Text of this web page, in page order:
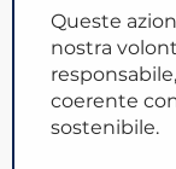
Queste
nostra
coerente
sostenibile.